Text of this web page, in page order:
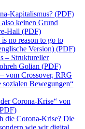
Kapitalismus? (PDF)
keinen Grund
Hall (PDF)
no reason to go to
Version) (PDF)
– Struktureller
Golian (PDF)
vom Crossover, RRG
Bewegungen“
Corona-Krise“ von
die Corona-Krise? Die
wie wir digital